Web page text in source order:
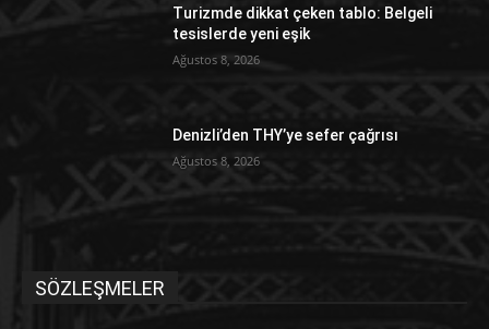
Turizmde dikkat çeken tablo: Belgeli
tesislerde yeni eşik
Ağustos 8, 2026
Denizli’den THY’ye sefer çağrısı
Ağustos 8, 2026
SÖZLEŞMELER